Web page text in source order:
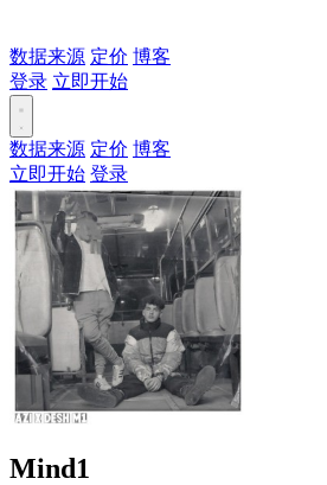
数据来源 定价 博客
登录 立即开始
数据来源 定价 博客
立即开始 登录
Mind1